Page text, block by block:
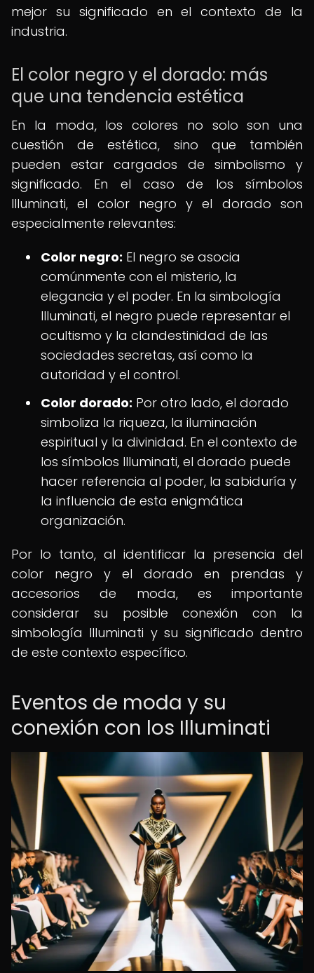
mejor su significado en el contexto de la
industria.
El color negro y el dorado: más
que una tendencia estética
En la moda, los colores no solo son una
cuestión de estética, sino que también
pueden estar cargados de simbolismo y
significado. En el caso de los símbolos
Illuminati, el color negro y el dorado son
especialmente relevantes:
Color negro: El negro se asocia
comúnmente con el misterio, la
elegancia y el poder. En la simbología
Illuminati, el negro puede representar el
ocultismo y la clandestinidad de las
sociedades secretas, así como la
autoridad y el control.
Color dorado: Por otro lado, el dorado
simboliza la riqueza, la iluminación
espiritual y la divinidad. En el contexto de
los símbolos Illuminati, el dorado puede
hacer referencia al poder, la sabiduría y
la influencia de esta enigmática
organización.
Por lo tanto, al identificar la presencia del
color negro y el dorado en prendas y
accesorios de moda, es importante
considerar su posible conexión con la
simbología Illuminati y su significado dentro
de este contexto específico.
Eventos de moda y su
conexión con los Illuminati